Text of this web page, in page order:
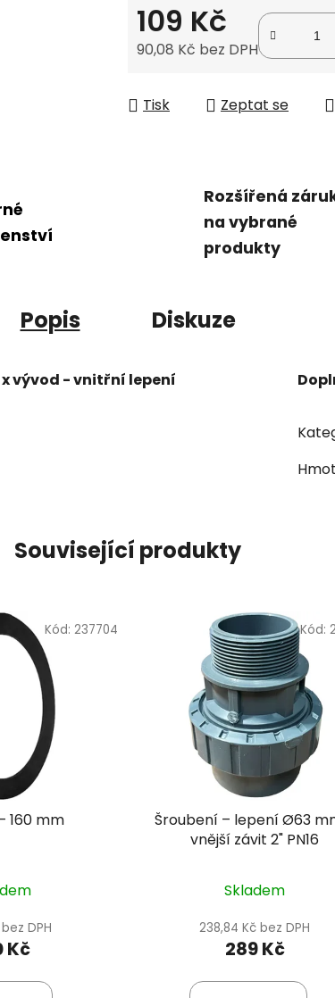
hvězdiček.
109 Kč
90,08 Kč bez DPH
Tisk Zeptat se
Rozšířená
na vybrané
produkty
Popis Diskuze
x vývod - vnitřní lepení
Související produkty
160 mm
bez DPH
Kč
Kód: 237704
Šroubení – lepení Ø63
vnější závit 2" PN16
Skladem
238,84 Kč bez DPH
289 Kč
Kód: